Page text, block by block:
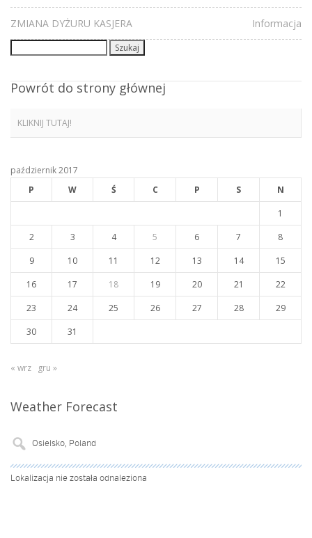
ZMIANA DYŻURU KASJERA Informacja
Powrót do strony głównej
KLIKNIJ TUTAJ!
październik 2017
P
W Ś C P S
N
1
2
3 4 5 6 7
8
9
10 11 12 13 14
15
16
17 18 19 20 21
22
23
24 25 26 27 28
29
30
31
« wrz gru »
Weather Forecast
Lokalizacja nie została odnaleziona